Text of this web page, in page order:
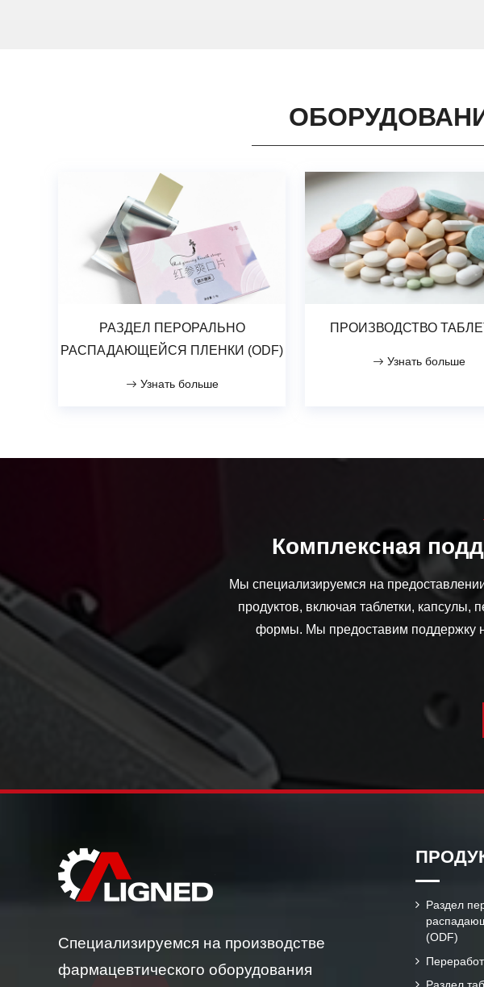
РАЗДЕЛ ПЕРОРАЛЬНО
РАСПАДАЮЩЕЙСЯ ПЛЕНКИ (ODF)
Узнать больше
ПРОИЗВОДСТВО
Узнать больше
Комплексная
Мы специализируемся на
продуктов, включая таблетки,
формы. Мы предоставим поддержку
Специализируемся на производстве
фармацевтического оборудования
Раздел
(ODF)